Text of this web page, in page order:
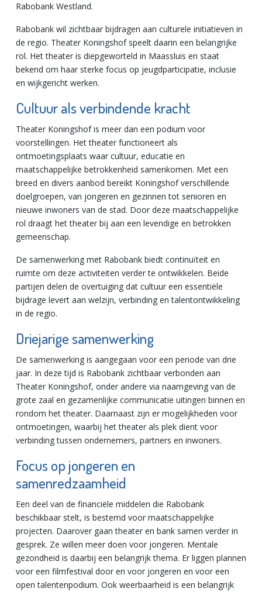
Rabobank Westland.
Rabobank wil zichtbaar bijdragen aan culturele initiatieven in
de regio. Theater Koningshof speelt daarin een belangrijke
rol. Het theater is diepgeworteld in Maassluis en staat
bekend om haar sterke focus op jeugdparticipatie, inclusie
en wijkgericht werken.
Cultuur als verbindende kracht
Theater Koningshof is meer dan een podium voor
voorstellingen. Het theater functioneert als
ontmoetingsplaats waar cultuur, educatie en
maatschappelijke betrokkenheid samenkomen. Met een
breed en divers aanbod bereikt Koningshof verschillende
doelgroepen, van jongeren en gezinnen tot senioren en
nieuwe inwoners van de stad. Door deze maatschappelijke
rol draagt het theater bij aan een levendige en betrokken
gemeenschap.
De samenwerking met Rabobank biedt continuïteit en
ruimte om deze activiteiten verder te ontwikkelen. Beide
partijen delen de overtuiging dat cultuur een essentiële
bijdrage levert aan welzijn, verbinding en talentontwikkeling
in de regio.
Driejarige samenwerking
De samenwerking is aangegaan voor een periode van drie
jaar. In deze tijd is Rabobank zichtbaar verbonden aan
Theater Koningshof, onder andere via naamgeving van de
grote zaal en gezamenlijke communicatie uitingen binnen en
rondom het theater. Daarnaast zijn er mogelijkheden voor
ontmoetingen, waarbij het theater als plek dient voor
verbinding tussen ondernemers, partners en inwoners.
Focus op jongeren en
samenredzaamheid
Een deel van de financiële middelen die Rabobank
beschikbaar stelt, is bestemd voor maatschappelijke
projecten. Daarover gaan theater en bank samen verder in
gesprek. Ze willen meer doen voor jongeren. Mentale
gezondheid is daarbij een belangrijk thema. Er liggen plannen
voor een filmfestival door en voor jongeren en voor een
open talentenpodium. Ook weerbaarheid is een belangrijk